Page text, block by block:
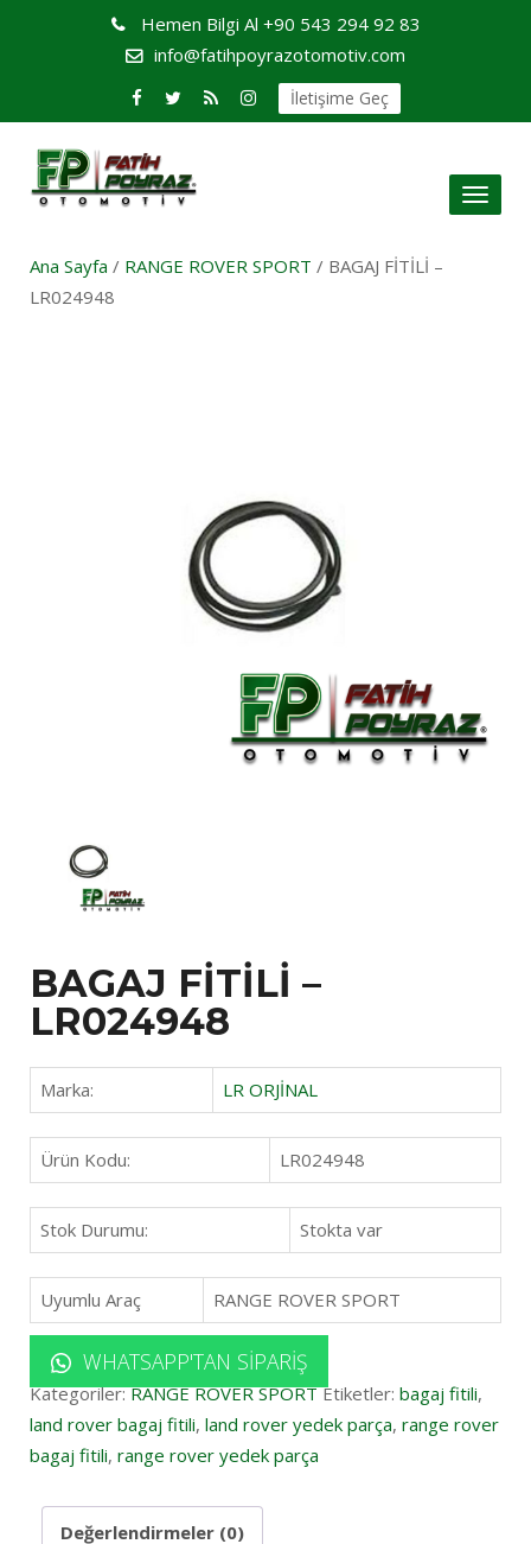
Hemen Bilgi Al +90 543 294 92 83
info@fatihpoyrazotomotiv.com
İletişime Geç
Toggle
Ana Sayfa / RANGE ROVER SPORT / BAGAJ FİTİLİ –
LR024948
BAGAJ FİTİLİ –
LR024948
Marka: LR ORJİNAL
Ürün Kodu: LR024948
Stok Durumu: Stokta var
Uyumlu Araç RANGE ROVER SPORT
WHATSAPP'TAN SIPARIŞ
Kategoriler:RANGE ROVER SPORT Etiketler: bagaj fitili,
land rover bagaj fitili, land rover yedek parça, range rover
bagaj fitili, range rover yedek parça
Değerlendirmeler (0)